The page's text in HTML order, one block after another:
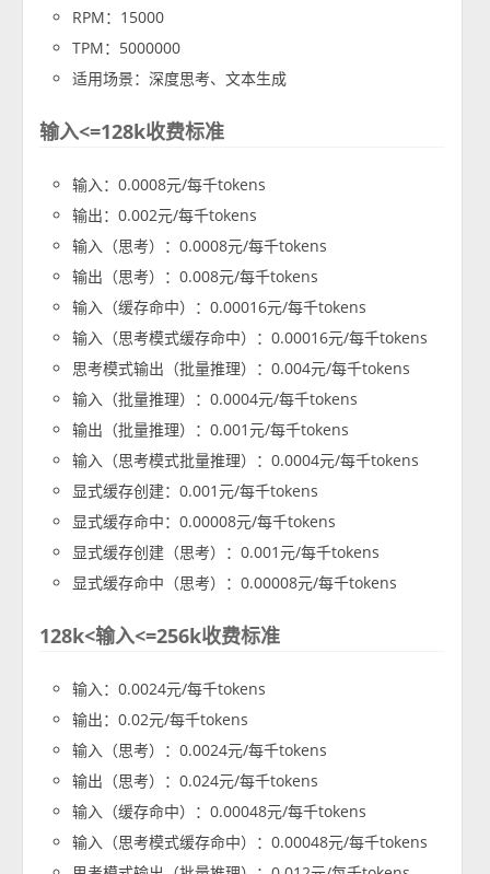
RPM：15000
TPM：5000000
适用场景：深度思考、文本生成
输入<=128k收费标准
输入：0.0008元/每千tokens
输出：0.002元/每千tokens
输入（思考）：0.0008元/每千tokens
输出（思考）：0.008元/每千tokens
输入（缓存命中）：0.00016元/每千tokens
输入（思考模式缓存命中）：0.00016元/每千tokens
思考模式输出（批量推理）：0.004元/每千tokens
输入（批量推理）：0.0004元/每千tokens
输出（批量推理）：0.001元/每千tokens
输入（思考模式批量推理）：0.0004元/每千tokens
显式缓存创建：0.001元/每千tokens
显式缓存命中：0.00008元/每千tokens
显式缓存创建（思考）：0.001元/每千tokens
显式缓存命中（思考）：0.00008元/每千tokens
128k<输入<=256k收费标准
输入：0.0024元/每千tokens
输出：0.02元/每千tokens
输入（思考）：0.0024元/每千tokens
输出（思考）：0.024元/每千tokens
输入（缓存命中）：0.00048元/每千tokens
输入（思考模式缓存命中）：0.00048元/每千tokens